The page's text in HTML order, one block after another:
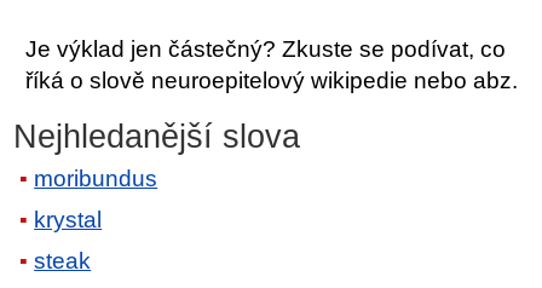
Je výklad jen částečný? Zkuste se podívat, co
říká o slově neuroepitelový wikipedie nebo abz.
Nejhledanější slova
moribundus
krystal
steak